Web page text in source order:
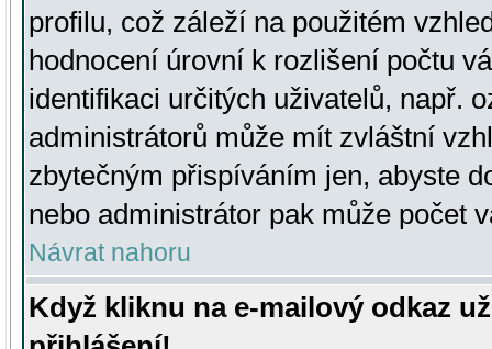
profilu, což záleží na použitém
hodnocení úrovní k rozlišení počtu
identifikaci určitých uživatelů, např.
administrátorů může mít zvláštní
zbytečným přispíváním jen, abyste
nebo administrátor pak může počet
Návrat nahoru
Když kliknu na e-mailový odkaz